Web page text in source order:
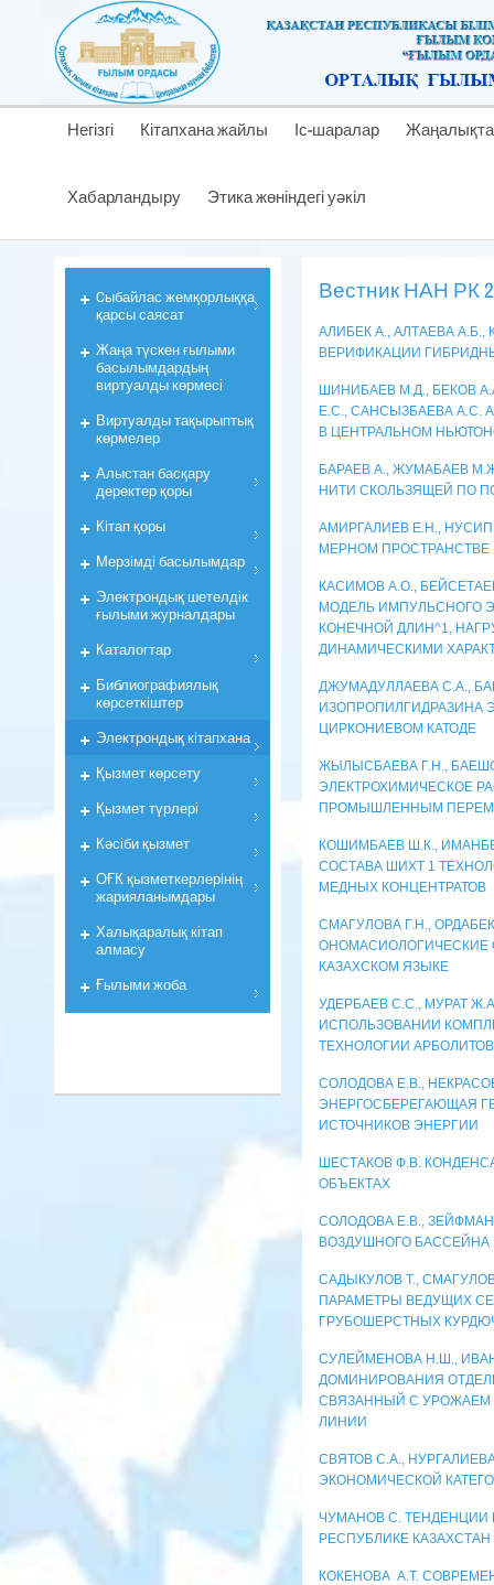
Негізгі Кітапхана жайлы Іс-шаралар
Хабарландыру Этика жөніндегі уәкіл
Вестник НАН РК
АЛИБЕК А., АЛТАЕВА
ВЕРИФИКАЦИИ
ШИНИБАЕВ М.Д., БЕКОВ
Е.С., САНСЫЗБАЕВА А.С.
В ЦЕНТРАЛЬНОМ
БАРАЕВ А., ЖУМАБАЕВ
НИТИ СКОЛЬЗЯЩЕЙ ПО
АМИРГАЛИЕВ Е.Н.,
МЕРНОМ
КАСИМОВ А.О.,
МОДЕЛЬ ИМПУЛЬСНОГО
КОНЕЧНОЙ ДЛИН^1,
ДИНАМИЧЕСКИМИ
ДЖУМАДУЛЛАЕВА С.А.,
ИЗОПРОПИЛГИДРАЗИНА
ЦИРКОНИЕВОМ КАТОДЕ
ЖЫЛЫСБАЕВА Г.Н.,
ЭЛЕКТРОХИМИЧЕСКОЕ
ПРОМЫШЛЕННЫМ
КОШИМБАЕВ Ш.К.,
СОСТАВА ШИХТ 1
МЕДНЫХ КОНЦЕНТРАТОВ
СМАГУЛОВА Г.Н.,
ОНОМАСИОЛОГИЧЕСКИЕ
КАЗАХСКОМ ЯЗЫКЕ
УДЕРБАЕВ С.С., МУРАТ
ИСПОЛЬЗОВАНИИ
ТЕХНОЛОГИИ
СОЛОДОВА Е.В.,
ЭНЕРГОСБЕРЕГАЮЩАЯ
ИСТОЧНИКОВ ЭНЕРГИИ
ШЕСТАКОВ Ф.В.
ОБЪЕКТАХ
СОЛОДОВА Е.В.,
ВОЗДУШНОГО БАССЕЙНА
САДЫКУЛОВ Т.,
ПАРАМЕТРЫ ВЕДУЩИХ
ГРУБОШЕРСТНЫХ
СУЛЕЙМЕНОВА Н.Ш.,
ДОМИНИРОВАНИЯ
СВЯЗАННЫЙ С УРОЖАЕМ
ЛИНИИ
СВЯТОВ С.А.,
ЭКОНОМИЧЕСКОЙ
ЧУМАНОВ С. ТЕНДЕНЦИИ
РЕСПУБЛИКЕ КАЗАХСТАН
КОКЕНОВА А.Т.
Cыбайлас жемқорлыққа
қарсы саясат
Жаңа түскен ғылыми
басылымдардың
виртуалды көрмесі
Виртуалды тақырыптық
көрмелер
Алыстан басқару
деректер қоры
Кiтап қоры
Мерзiмдi басылымдар
Электрондық шетелдік
ғылыми журналдары
Каталогтар
Библиографиялық
көрсеткiштер
Электрондық кiтапхана
Қызмет көрсету
Қызмет түрлері
Кәсіби қызмет
ОҒК қызметкерлерiнiң
жарияланымдары
Халықаралық кітап
алмасу
Ғылыми жоба